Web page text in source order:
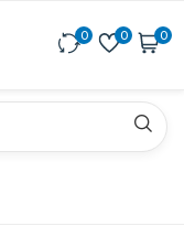
0 0 0